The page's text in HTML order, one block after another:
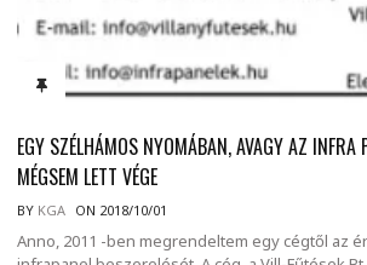
EGY SZÉLHÁMOS NYOMÁBAN, AVAGY AZ INFRA
MÉGSEM LETT VÉGE
BY KGA ON 2018/10/01
Anno, 2011 -ben megrendeltem egy cégtől az